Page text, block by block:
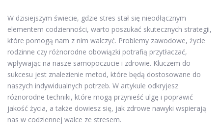
W dzisiejszym świecie, gdzie stres stał się nieodłącznym
elementem codzienności, warto poszukać skutecznych strategii,
które pomogą nam z nim walczyć. Problemy zawodowe, życie
rodzinne czy różnorodne obowiązki potrafią przytłaczać,
wpływając na nasze samopoczucie i zdrowie. Kluczem do
sukcesu jest znalezienie metod, które będą dostosowane do
naszych indywidualnych potrzeb. W artykule odkryjesz
różnorodne techniki, które mogą przynieść ulgę i poprawić
jakość życia, a także dowiesz się, jak zdrowe nawyki wspierają
nas w codziennej walce ze stresem.